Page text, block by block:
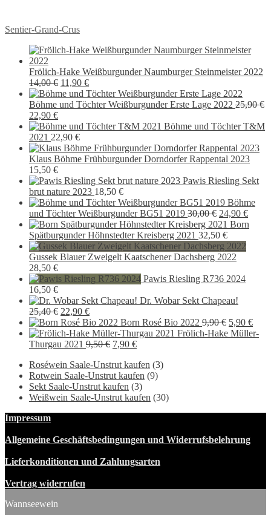
Beitragsnavigation
Vorheriger
Sentier-Grand-Crus
Frölich-Hake Weißburgunder Naumburger Steinmeister 2022
14,00€ Ursprünglicher
Preis
war:
11,90 €Aktueller
Preis
ist:
Böhme und Töchter Weißburgunder Erste Lage 2022 25,90€
Ursprünglicher
Preis
war:
25,90 €
22,90 €Aktueller
Preis
ist:
22,90 €.
Böhme und Töchter T&M
2021 22,90 €
Klaus Böhme Frühburgunder Dorndorfer Rappental 2023
15,50 €
Pawis Riesling Sekt
brut nature 2023 18,50 €
Böhme
und Töchter Weißburgunder BG51 2019 30,00€
Preis
war:
30,00 €
24,90 €
Preis
Born
Spätburgunder Höhnstedter Kreisberg 2021 32,50 €
Gussek Blauer Zweigelt Kaatschener Dachsberg 2022
28,50 €
Pawis Riesling R736 2024
16,50 €
Dr. Wobar Sekt Chapeau!
25,40€ Ursprünglicher
Preis
war:
25,40 €
22,90 €Aktueller
Preis
ist:
22,90 €.
Born Rosé Bio 2022 9,90€
Preis
5,90 €
Preis
Frölich-Hake Müller-
Thurgau 2021 9,50€ Ursprünglicher
war:
9,50 €
7,90 €Aktueller
ist:
7,90 €.
Roséwein Saale-Unstrut kaufen (3)
Rotwein Saale-Unstrut kaufen (9)
Sekt Saale-Unstrut kaufen (3)
Weißwein Saale-Unstrut kaufen (30)
Impressum
Allgemeine Geschäftsbedingungen und Widerrufsbelehrung
Lieferkonditionen und Zahlungsarten
Vertrag widerrufen
Wannseewein